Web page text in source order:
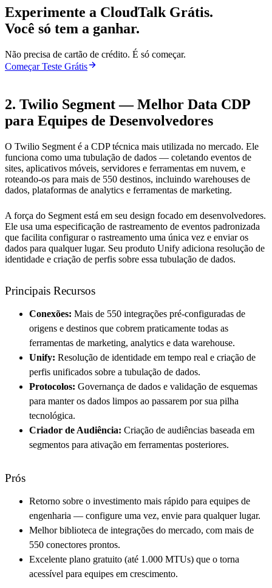
Experimente a CloudTalk Grátis.
Você só tem a ganhar.
Não precisa de cartão de crédito. É só começar.
Começar Teste Grátis
2. Twilio Segment — Melhor Data CDP
para Equipes de Desenvolvedores
O Twilio Segment é a CDP técnica mais utilizada no mercado. Ele
funciona como uma tubulação de dados — coletando eventos de
sites, aplicativos móveis, servidores e ferramentas em nuvem, e
roteando-os para mais de 550 destinos, incluindo warehouses de
dados, plataformas de analytics e ferramentas de marketing.
A força do Segment está em seu design focado em desenvolvedores.
Ele usa uma especificação de rastreamento de eventos padronizada
que facilita configurar o rastreamento uma única vez e enviar os
dados para qualquer lugar. Seu produto Unify adiciona resolução de
identidade e criação de perfis sobre essa tubulação de dados.
Principais Recursos
Conexões: Mais de 550 integrações pré-configuradas de
origens e destinos que cobrem praticamente todas as
ferramentas de marketing, analytics e data warehouse.
Unify: Resolução de identidade em tempo real e criação de
perfis unificados sobre a tubulação de dados.
Protocolos: Governança de dados e validação de esquemas
para manter os dados limpos ao passarem por sua pilha
tecnológica.
Criador de Audiência: Criação de audiências baseada em
segmentos para ativação em ferramentas posteriores.
Prós
Retorno sobre o investimento mais rápido para equipes de
engenharia — configure uma vez, envie para qualquer lugar.
Melhor biblioteca de integrações do mercado, com mais de
550 conectores prontos.
Excelente plano gratuito (até 1.000 MTUs) que o torna
acessível para equipes em crescimento.